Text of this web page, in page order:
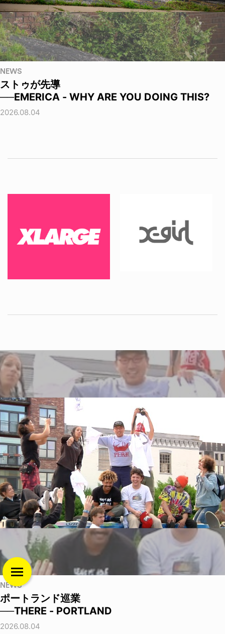
NEWS
ストゥが先導
──EMERICA - WHY ARE YOU DOING THIS?
2026.08.04
NEWS
ポートランド巡業
──THERE - PORTLAND
2026.08.04